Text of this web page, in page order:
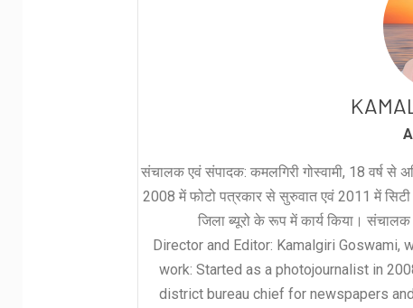
संचालक एवं संपादक: कमलगिरी गोस्वामी, 18 वर्ष से
2008 में फोटो पत्रकार से सुरुवात एवं 2011 में
जिला ब्यूरो के रूप में कार्य किया।
Director and Editor: Kamalgiri
work: Started as a photojournalist in
district bureau chief for newspapers